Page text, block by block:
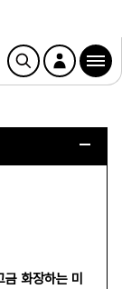
화장하는 미